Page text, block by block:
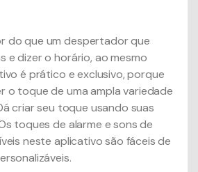
do que um despertador que
e dizer o horário, ao mesmo
é prático e exclusivo, porque
o toque de uma ampla variedade
criar seu toque usando suas
toques de alarme e sons de
neste aplicativo são fáceis de